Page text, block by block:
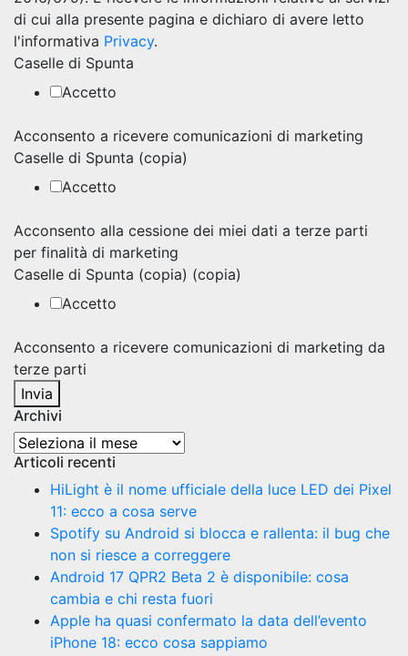
di cui alla presente pagina e dichiaro di avere letto
l'informativa Privacy.
Caselle di Spunta
Accetto
Acconsento a ricevere comunicazioni di marketing
Caselle di Spunta (copia)
Accetto
Acconsento alla cessione dei miei dati a terze parti
per finalità di marketing
Caselle di Spunta (copia) (copia)
Accetto
Acconsento a ricevere comunicazioni di marketing da
terze parti
Invia
Archivi
Archivi
Articoli recenti
HiLight è il nome ufficiale della luce LED dei Pixel
11: ecco a cosa serve
Spotify su Android si blocca e rallenta: il bug che
non si riesce a correggere
Android 17 QPR2 Beta 2 è disponibile: cosa
cambia e chi resta fuori
Apple ha quasi confermato la data dell’evento
iPhone 18: ecco cosa sappiamo